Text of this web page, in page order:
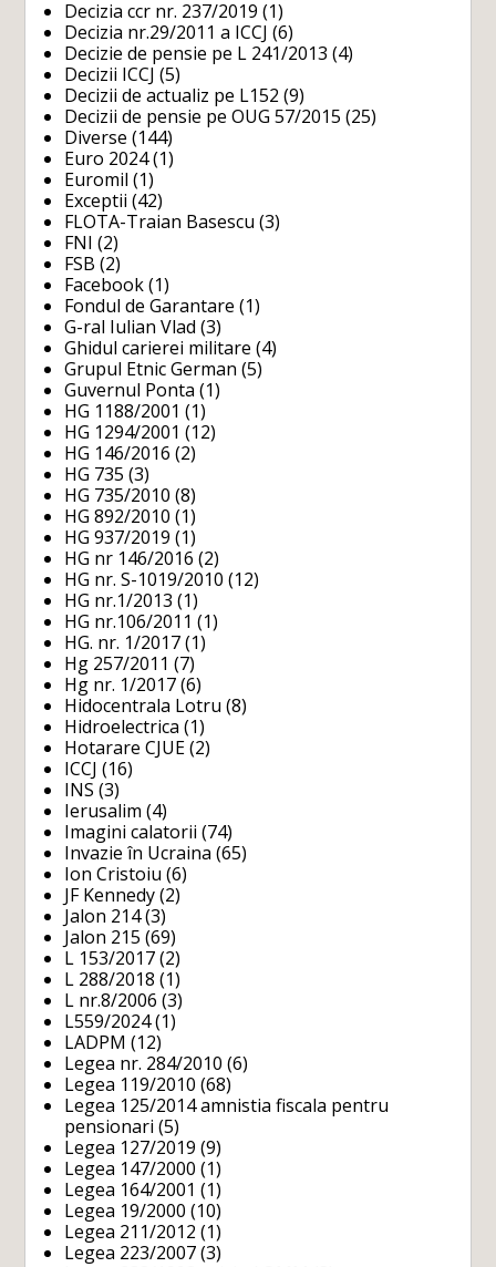
Decizia ccr nr. 237/2019 (1)
Decizia nr.29/2011 a ICCJ (6)
Decizie de pensie pe L 241/2013 (4)
Decizii ICCJ (5)
Decizii de actualiz pe L152 (9)
Decizii de pensie pe OUG 57/2015 (25)
Diverse (144)
Euro 2024(1)
Euromil (1)
Exceptii (42)
FLOTA-Traian Basescu (3)
FNI (2)
FSB (2)
Facebook (1)
Fondul de Garantare (1)
G-ral Iulian Vlad (3)
Ghidul carierei militare (4)
Grupul Etnic German (5)
Guvernul Ponta (1)
HG 1188/2001 (1)
HG 1294/2001 (12)
HG 146/2016 (2)
HG 735 (3)
HG 735/2010 (8)
HG 892/2010 (1)
HG 937/2019 (1)
HG nr 146/2016 (2)
HG nr. S-1019/2010 (12)
HG nr.1/2013 (1)
HG nr.106/2011 (1)
HG. nr. 1/2017 (1)
Hg 257/2011 (7)
Hg nr. 1/2017 (6)
Hidocentrala Lotru (8)
Hidroelectrica (1)
Hotarare CJUE (2)
ICCJ (16)
INS (3)
Ierusalim (4)
Imagini calatorii (74)
Invazie în Ucraina (65)
Ion Cristoiu (6)
JF Kennedy (2)
Jalon 214(3)
Jalon 215 (69)
L 153/2017 (2)
L 288/2018 (1)
L nr.8/2006 (3)
L559/2024(1)
LADPM (12)
Legea nr. 284/2010 (6)
Legea 119/2010 (68)
Legea 125/2014 amnistia fiscala pentru
pensionari (5)
Legea 127/2019 (9)
Legea 147/2000 (1)
Legea 164/2001 (1)
Legea 19/2000 (10)
Legea 211/2012 (1)
Legea 223/2007 (3)